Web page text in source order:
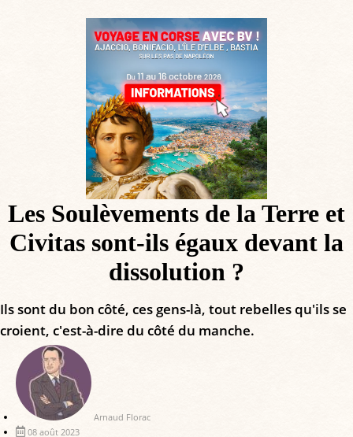
Les Soulèvements de la Terre et
Civitas sont-ils égaux devant la
dissolution ?
Ils sont du bon côté, ces gens-là, tout rebelles qu'ils se
croient, c'est-à-dire du côté du manche.
Arnaud Florac
08 août 2023